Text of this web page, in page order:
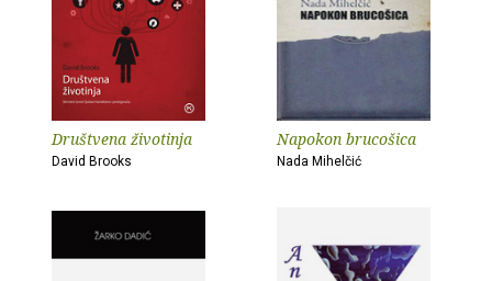
Društvena životinja
David Brooks
Napokon brucošica
Nada Mihelčić